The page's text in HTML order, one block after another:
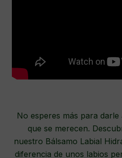
No esperes más para
que se merecen.
nuestro Bálsamo Labial
diferencia de unos labios